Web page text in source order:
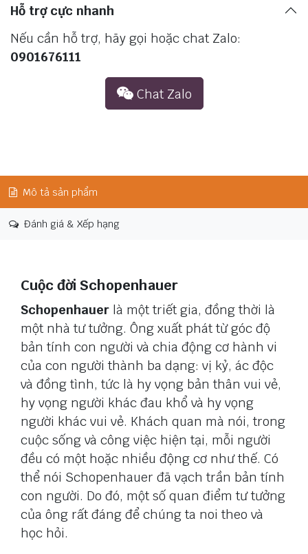
Hỗ trợ cực nhanh
Nếu cần hỗ trợ, hãy gọi hoặc chat Zalo:
0901676111
Chat​ Zalo
Mô tả sản phẩm
Đánh giá & Xếp hạng
Cuộc đời Schopenhauer
Schopenhauer là một triết gia, đồng thời là
một nhà tư tưởng. Ông xuất phát từ góc độ
bản tính con người và chia động cơ hành vi
của con người thành ba dạng: vị kỷ, ác độc
và đồng tình, tức là hy vọng bản thân vui vẻ,
hy vọng người khác đau khổ và hy vọng
người khác vui vẻ. Khách quan mà nói, trong
cuộc sống và công việc hiện tại, mỗi người
đều có một hoặc nhiều động cơ như thế. Có
thể nói Schopenhauer đã vạch trần bản tính
con người. Do đó, một số quan điểm tư tưởng
của ông rất đáng để chúng ta noi theo và
học hỏi.